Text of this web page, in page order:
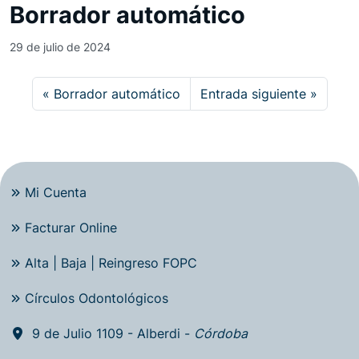
Borrador automático
29 de julio de 2024
Borrador automático Entrada siguiente
Mi Cuenta
Facturar Online
Alta | Baja | Reingreso FOPC
Círculos Odontológicos
9 de Julio 1109 - Alberdi - Córdoba